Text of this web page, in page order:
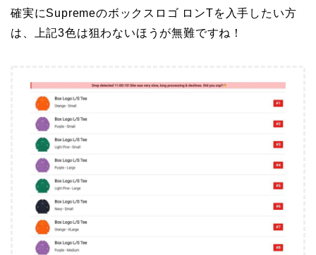
確実にSupremeのボックスロゴ ロンTを入手したい方
は、上記3色は狙わないほうが無難ですね！